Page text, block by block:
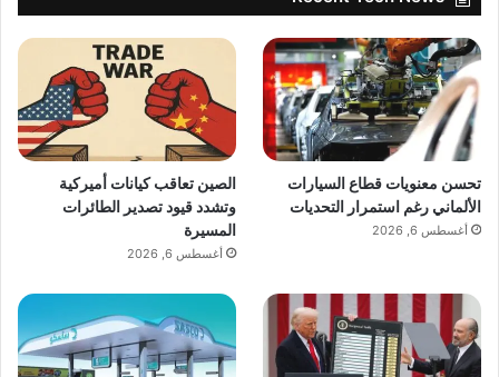
تحسن معنويات قطاع السيارات
الألماني رغم استمرار التحديات
أغسطس 6, 2026
الصين تعاقب كيانات أميركية
وتشدد قيود تصدير الطائرات
المسيرة
أغسطس 6, 2026